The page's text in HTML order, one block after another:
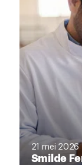
21 mei 2026
Smilde